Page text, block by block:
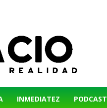
INMEDIATEZ PODCAST